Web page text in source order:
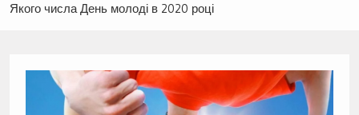
Якого числа День молоді в 2020 році